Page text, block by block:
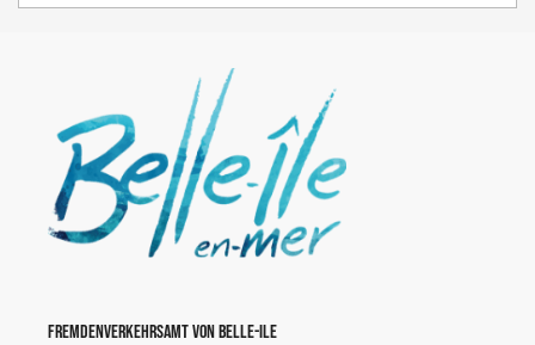
Fremdenverkehrsamt von Belle-Ile